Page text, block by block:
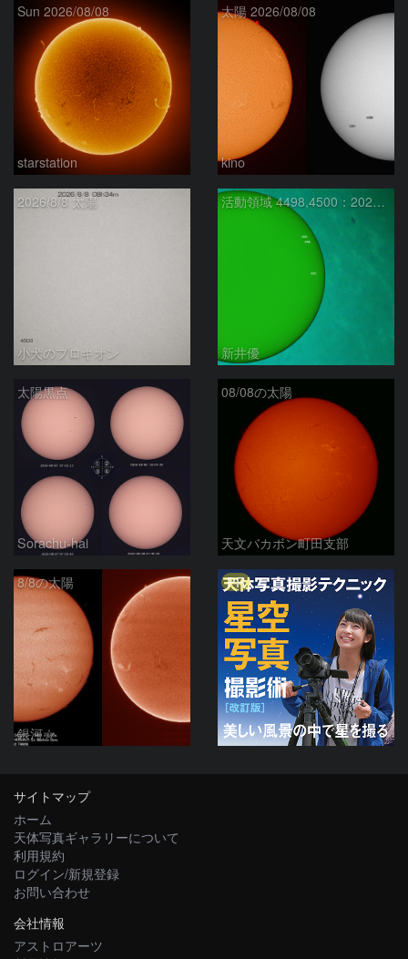
Sun 2026/08/08
starstation
太陽 2026/08/08
kino
2026/8/8 太陽
小犬のプロキオン
活動領域 4498,4500：2026/08/08
新井優
太陽黒点
Sorachu-hai
08/08の太陽
天文バカボン町田支部
8/8の太陽
銀河☆
PR
サイトマップ
ホーム
天体写真ギャラリーについて
利用規約
ログイン/新規登録
お問い合わせ
会社情報
アストロアーツ